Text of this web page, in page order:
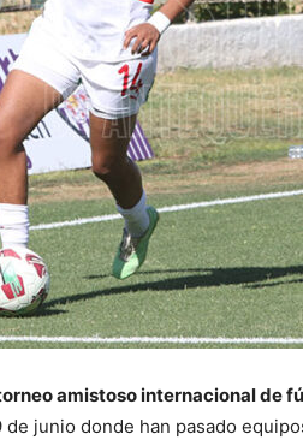
amistoso internacional de
junio donde han pasado